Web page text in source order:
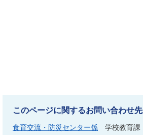
このページに関するお問い合わせ先
食育交流・防災センター係
学校教育課